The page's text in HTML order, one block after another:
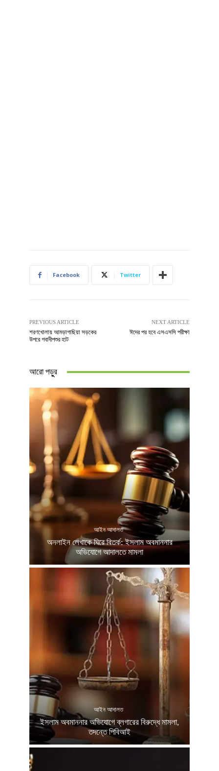
Facebook Twitter
PREVIOUS ARTICLE
শরণখোলায় আমড়াগাছিয়া সড়কের
উপরে গবাদীপশুর হাট
NEXT ARTICLE
ঈদের পর হবে এসএসসি পরীক্ষা
আরো পড়ুুর
আইন আদালত
অনলাইন লেখাকে ঘিরে বিতর্ক: ইসলাম অবমাননার
অভিযোগে আদালতে মামলা
আইন আদালত
ইসলাম অবমাননার অভিযোগে ব্লগারের বিরুদ্ধে মামলা,
তদন্তে পিবিআই